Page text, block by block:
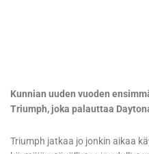
Kunnian uuden vuoden
Triumph, joka palauttaa
Triumph jatkaa jo jonkin aikaa